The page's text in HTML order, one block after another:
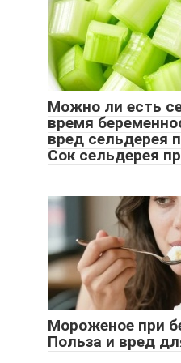
Можно ли есть
время
вред сельдерея
Сок сельдерея
Мороженое при
Польза и вред